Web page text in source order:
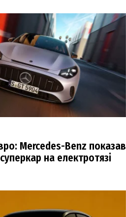
Mercedes-Benz показав
на електротязі